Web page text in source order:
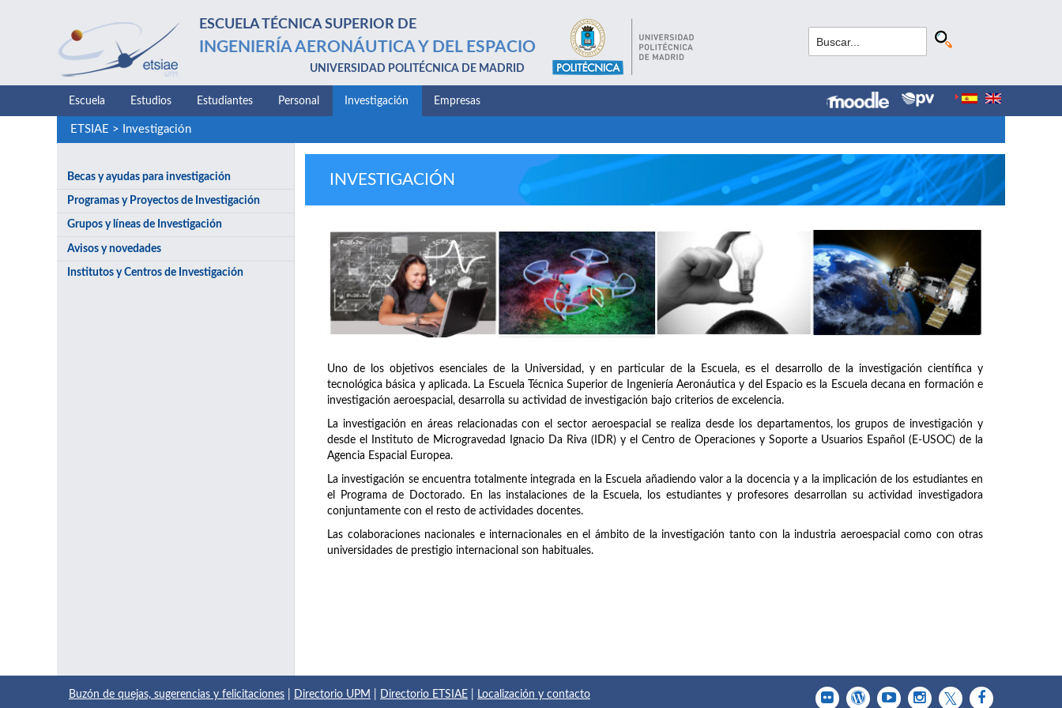
ESCUELA TÉCNICA SUPERIOR DE
INGENIERÍA AERONÁUTICA Y DEL ESPACIO
UNIVERSIDAD POLITÉCNICA DE MADRID
Escuela Estudios Estudiantes Personal Investigación Empresas
ETSIAE > Investigación
Becas y ayudas para investigación
Programas y Proyectos de Investigación
Grupos y líneas de Investigación
Avisos y novedades
Institutos y Centros de Investigación
INVESTIGACIÓN
Uno de los objetivos esenciales de la Universidad, y en particular de la Escuela, es el desarrollo de la investigación científica y
tecnológica básica y aplicada. La Escuela Técnica Superior de Ingeniería Aeronáutica y del Espacio es la Escuela decana en formación e
investigación aeroespacial, desarrolla su actividad de investigación bajo criterios de excelencia.
La investigación en áreas relacionadas con el sector aeroespacial se realiza desde los departamentos, los grupos de investigación y
desde el Instituto de Microgravedad Ignacio Da Riva (IDR) y el Centro de Operaciones y Soporte a Usuarios Español (E-USOC) de la
Agencia Espacial Europea.
La investigación se encuentra totalmente integrada en la Escuela añadiendo valor a la docencia y a la implicación de los estudiantes en
el Programa de Doctorado. En las instalaciones de la Escuela, los estudiantes y profesores desarrollan su actividad investigadora
conjuntamente con el resto de actividades docentes.
Las colaboraciones nacionales e internacionales en el ámbito de la investigación tanto con la industria aeroespacial como con otras
universidades de prestigio internacional son habituales.
Buzón de quejas, sugerencias y felicitaciones Directorio UPM Directorio ETSIAE Localización y contacto